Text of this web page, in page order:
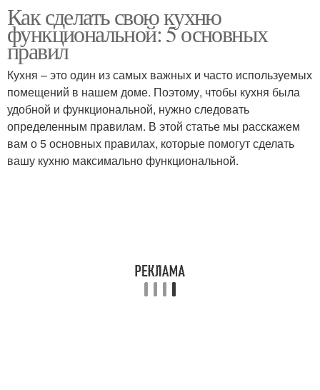
функциональной кухне
Зона в кухне
Дизайн для
функциональной кухни
Как сделать свою кухню
функциональной: 5 основных
правил
Кухня – это один из самых важных и часто используемых
помещений в нашем доме. Поэтому, чтобы кухня была
удобной и функциональной, нужно следовать
определенным правилам. В этой статье мы расскажем
вам о 5 основных правилах, которые помогут сделать
вашу кухню максимально функциональной.